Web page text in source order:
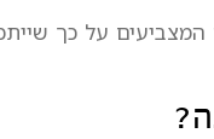
המצביעים על כך